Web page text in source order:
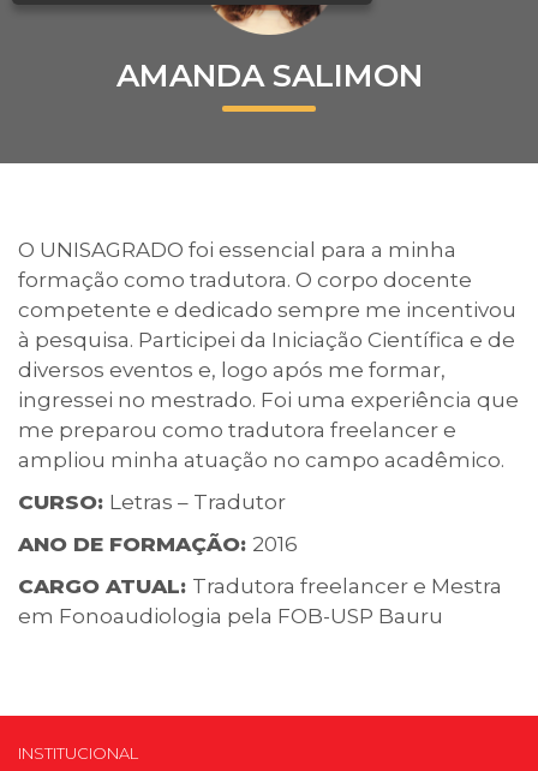
Reingresso
Prouni
Contatos
Calendário acadêmico
Internacionalização
UATI
AMANDA SALIMON
O UNISAGRADO foi essencial para a minha
formação como tradutora. O corpo docente
competente e dedicado sempre me incentivou
à pesquisa. Participei da Iniciação Científica e de
diversos eventos e, logo após me formar,
ingressei no mestrado. Foi uma experiência que
me preparou como tradutora freelancer e
ampliou minha atuação no campo acadêmico.
CURSO: Letras – Tradutor
ANO DE FORMAÇÃO: 2016
CARGO ATUAL: Tradutora freelancer e Mestra
em Fonoaudiologia pela FOB-USP Bauru
INSTITUCIONAL